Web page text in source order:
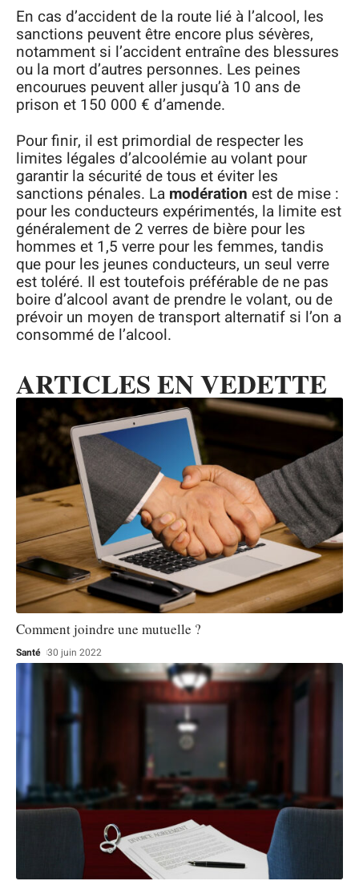
En cas d’accident de la route lié à l’alcool, les
sanctions peuvent être encore plus sévères,
notamment si l’accident entraîne des blessures
ou la mort d’autres personnes. Les peines
encourues peuvent aller jusqu’à 10 ans de
prison et 150 000 € d’amende.
Pour finir, il est primordial de respecter les
limites légales d’alcoolémie au volant pour
garantir la sécurité de tous et éviter les
sanctions pénales. La modération est de mise :
pour les conducteurs expérimentés, la limite est
généralement de 2 verres de bière pour les
hommes et 1,5 verre pour les femmes, tandis
que pour les jeunes conducteurs, un seul verre
est toléré. Il est toutefois préférable de ne pas
boire d’alcool avant de prendre le volant, ou de
prévoir un moyen de transport alternatif si l’on a
consommé de l’alcool.
ARTICLES EN VEDETTE
Comment joindre une mutuelle ?
Santé 30 juin 2022